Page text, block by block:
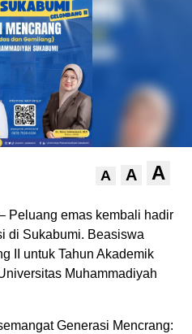
A A A
Peluang emas kembali hadir
di Sukabumi. Beasiswa
II untuk Tahun Akademik
Muhammadiyah
Generasi Mencrang: